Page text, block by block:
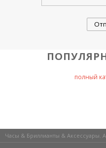
полный
Часы & Бриллианты & Аксессуары.